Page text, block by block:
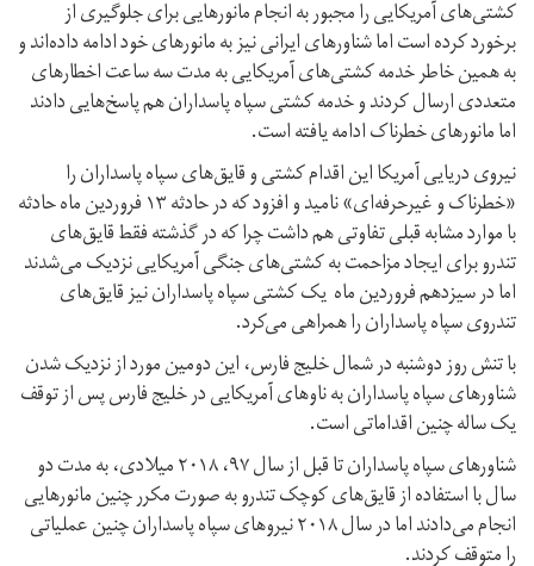
کشتی‌های آمریکایی را مجبور به انجام مانورهایی برای جلوگیری از
برخورد کرده است اما شناورهای ایرانی نیز به مانورهای خود ادامه داده‌اند و
به همین خاطر خدمه کشتی‌های آمریکایی به مدت سه ساعت اخطارهای
متعددی ارسال کردند و خدمه کشتی سپاه پاسداران هم پاسخ‌هایی دادند
اما مانورهای خطرناک ادامه یافته است.
نیروی دریایی آمریکا این اقدام کشتی و قایق‌های سپاه پاسداران را
«خطرناک و غیرحرفه‌ای» نامید و افزود که در حادثه ۱۳ فروردین ماه حادثه
با موارد مشابه قبلی تفاوتی هم داشت چرا که در گذشته فقط قایق‌های
تندرو برای ایجاد مزاحمت به کشتی‌های جنگی آمریکایی نزدیک می‌شدند
اما در سیزدهم فروردین ماه یک کشتی سپاه پاسداران نیز قایق‌های
تندروی سپاه پاسداران را همراهی می‌کرد.
با تنش روز دوشنبه در شمال خلیج فارس، این دومین مورد از نزدیک شدن
شناورهای سپاه پاسداران به ناوهای آمریکایی در خلیج فارس پس از توقف
یک ساله چنین اقداماتی است.
شناورهای سپاه پاسداران تا قبل از سال ۹۷، ۲۰۱۸ میلادی، به مدت دو
سال با استفاده از قایق‌های کوچک تندرو به صورت مکرر چنین مانورهایی
انجام می‌دادند اما در سال ۲۰۱۸ نیروهای سپاه پاسداران چنین عملیاتی